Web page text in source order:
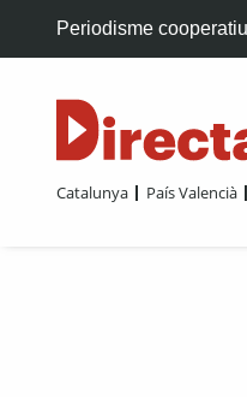
Periodisme
Catalunya País Valencià